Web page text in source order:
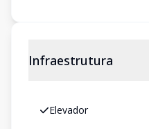
Infraestrutura
Elevador